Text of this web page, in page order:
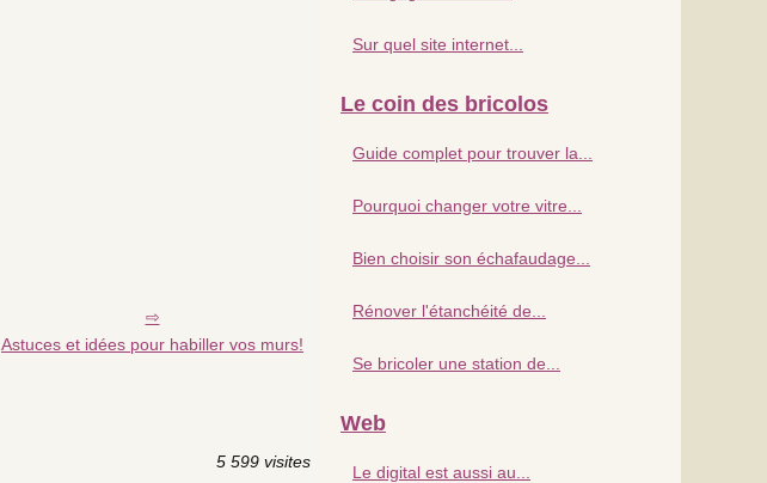
Astuces et idées pour habiller vos murs!
5 599 visites
Sur quel site internet...
Le coin des bricolos
Guide complet pour trouver la...
Pourquoi changer votre vitre...
Bien choisir son échafaudage...
Rénover l'étanchéité de...
Se bricoler une station de...
Web
Le digital est aussi au...